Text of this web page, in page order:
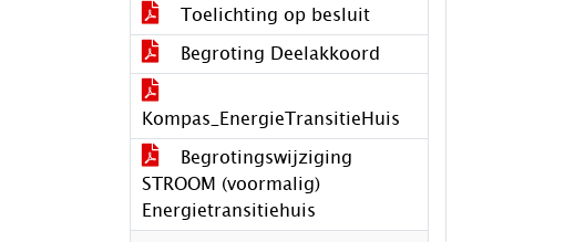
Toelichting op besluit
Begroting Deelakkoord
Kompas_EnergieTransitieHuis
Begrotingswijziging
STROOM (voormalig)
Energietransitiehuis